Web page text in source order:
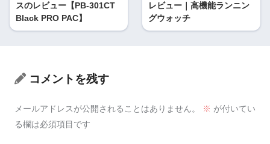
スのレビュー【PB-301CT
Black PRO PAC】
レビュー｜高機能ランニン
グウォッチ
コメントを残す
メールアドレスが公開されることはありません。 ※ が付いてい
る欄は必須項目です